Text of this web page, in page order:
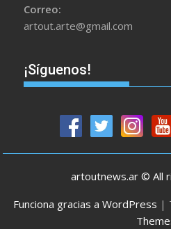
Correo:
artout.arte@gmail.com
¡Síguenos!
artoutnews.ar © All
Funciona gracias a WordPress |